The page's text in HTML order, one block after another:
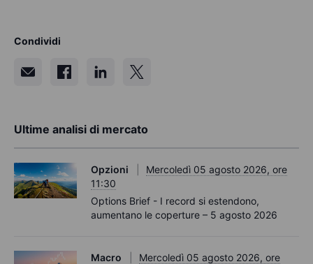
Condividi
Ultime analisi di mercato
Opzioni
Mercoledì 05 agosto 2026, ore
11:30
Options Brief - I record si estendono,
aumentano le coperture – 5 agosto 2026
Macro Mercoledì 05 agosto 2026, ore